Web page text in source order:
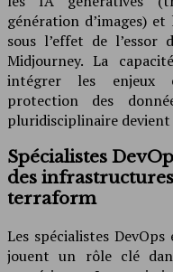
génération d’images)
sous l’effet de l’essor
Midjourney. La
intégrer les enjeux
protection des
pluridisciplinaire
Spécialistes
des
terraform
Les spécialistes
jouent un rôle clé